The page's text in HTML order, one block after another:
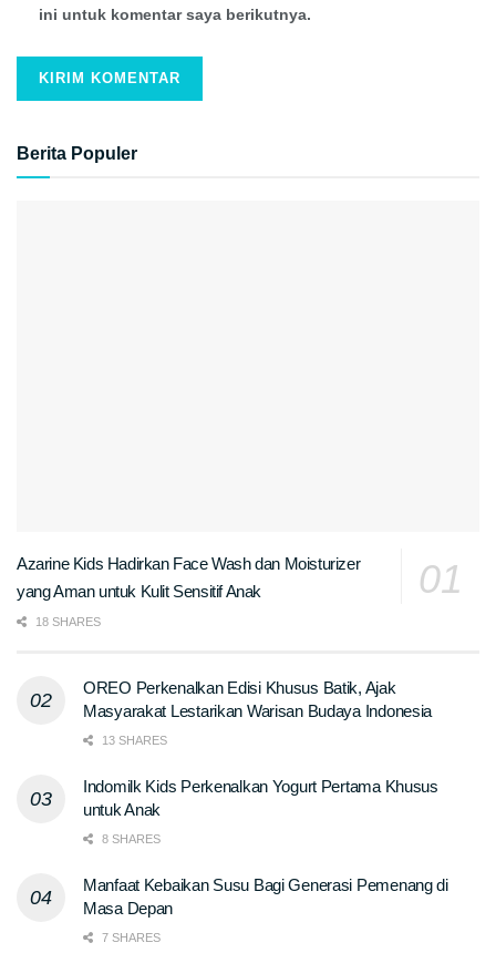
ini untuk komentar saya berikutnya.
Berita Populer
Azarine Kids Hadirkan Face Wash dan Moisturizer
yang Aman untuk Kulit Sensitif Anak
18 SHARES
OREO Perkenalkan Edisi Khusus Batik, Ajak
Masyarakat Lestarikan Warisan Budaya Indonesia
13 SHARES
Indomilk Kids Perkenalkan Yogurt Pertama Khusus
untuk Anak
8 SHARES
Manfaat Kebaikan Susu Bagi Generasi Pemenang di
Masa Depan
7 SHARES